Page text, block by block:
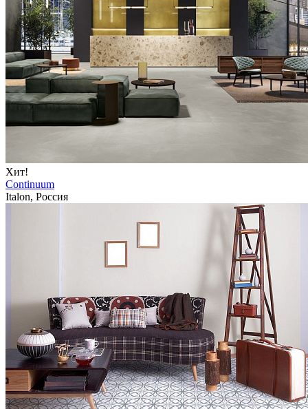
Хит!
Continuum
Italon, Россия